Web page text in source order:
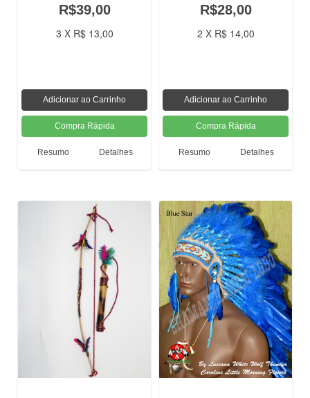
R$39,00
3 X R$ 13,00
Resumo Detalhes
R$28,00
2 X R$ 14,00
Resumo Detalhes